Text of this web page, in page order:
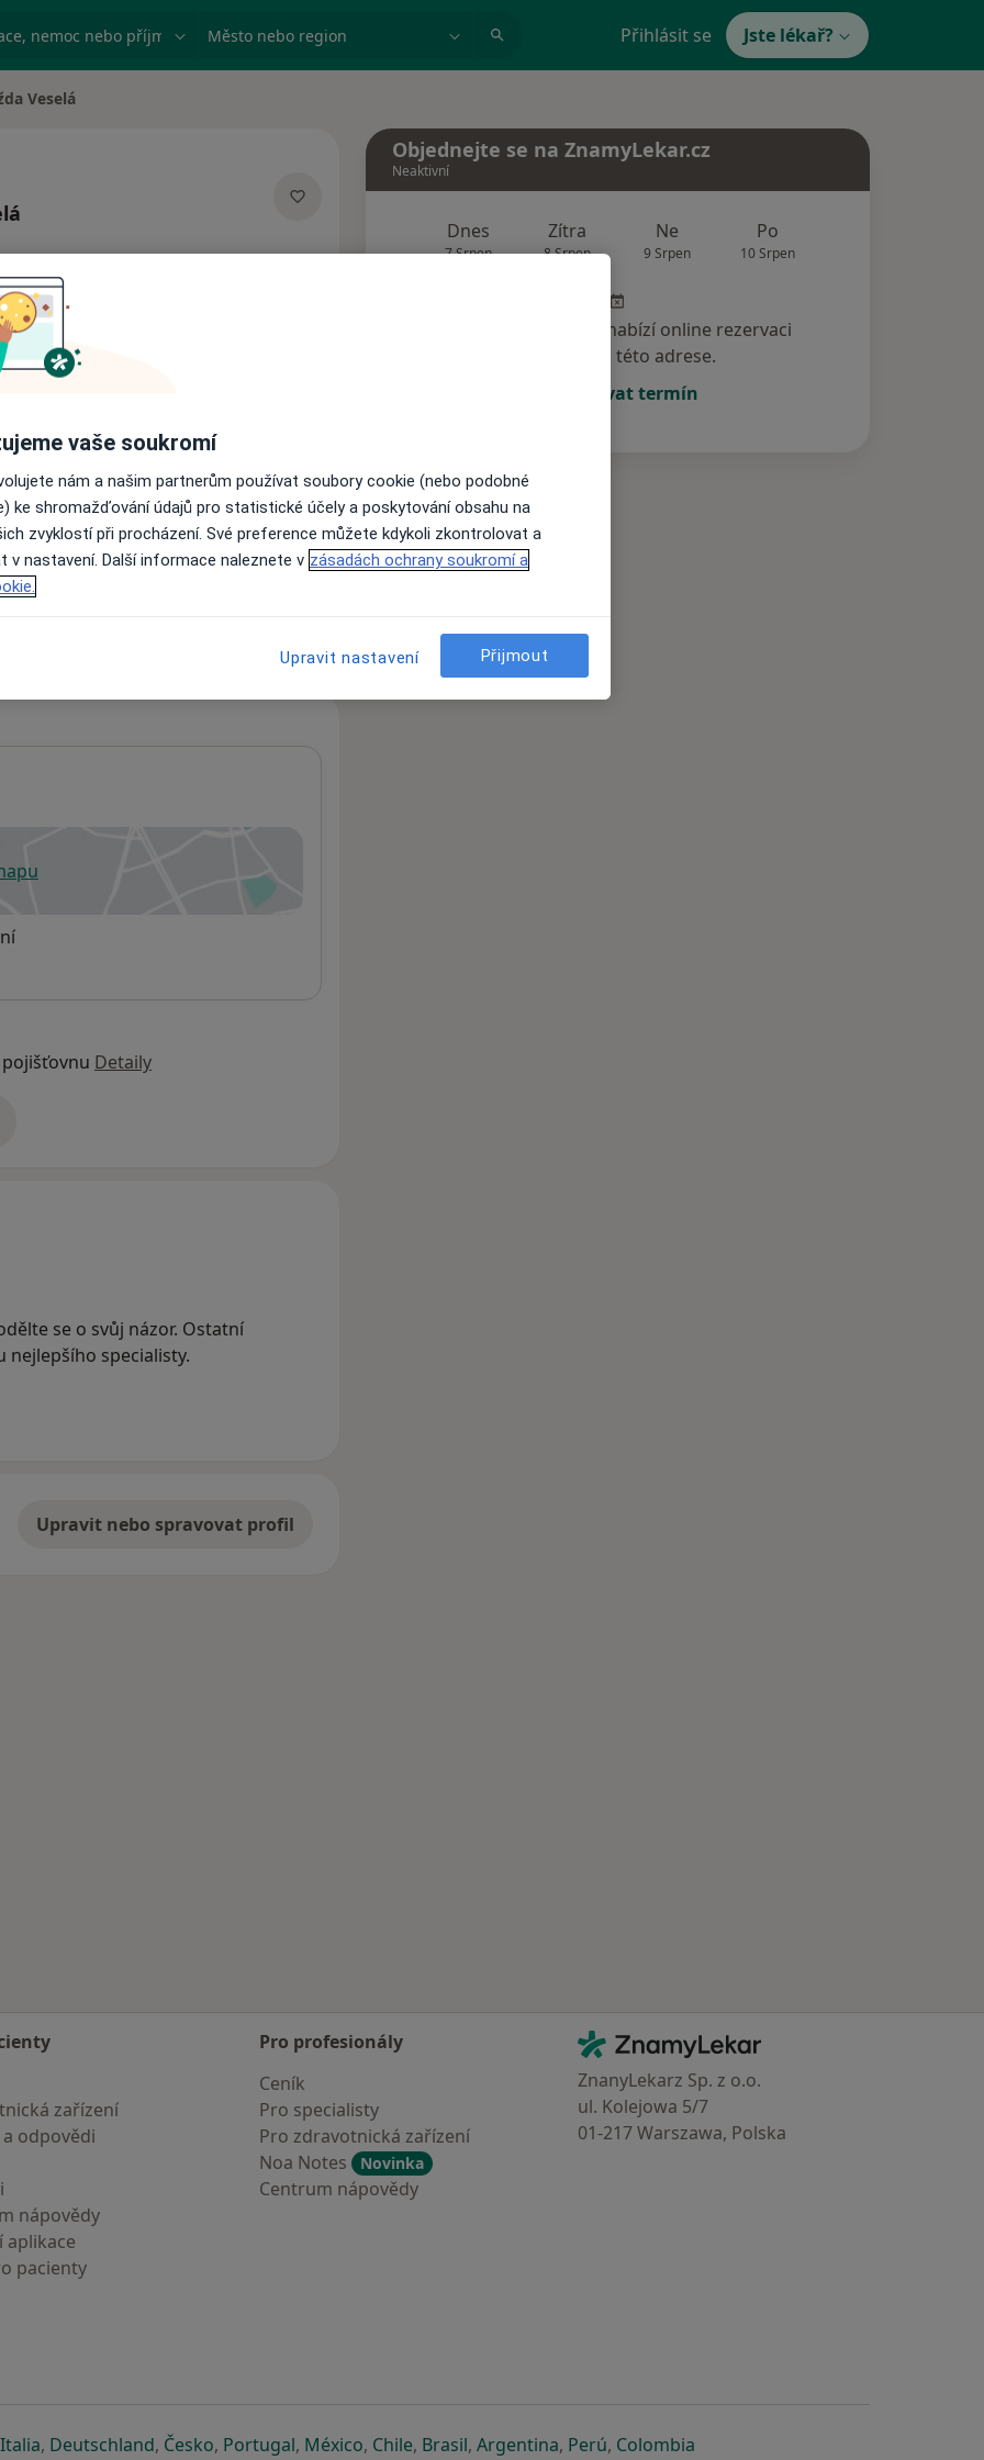
nemoc nebo příjmení Město nebo region Přihlásit se Jste lékař?
Veselá
Rezervovat termín
Názory pacientů
nejsou k dispozici
informace o svých službách.
v nové záložce
Detaily
se o svůj názor. Ostatní
nejlepšího specialisty.
Upravit nebo spravovat profil
Objednejte se na ZnamyLekar.cz
Neaktivní
Dnes
7 Srpen
Zítra
8 Srpen
Ne
9 Srpen
Po
10 Srpen
Tento specialista nenabízí online rezervaci
termínu na této adrese.
Rezervovat termín
zařízení
odpovědi
nápovědy
aplikace
pacienty
Pro profesionály
Ceník
Pro specialisty
Pro zdravotnická zařízení
Noa Notes
Novinka
Centrum nápovědy
Kontakt
ZnamyLekar - Hlavní stránka
ZnanyLekarz Sp. z o.o.
ul. Kolejowa 5/7
01-217 Warszawa, Polska
nové záložce
otevře v nové záložce
Italiase otevře v nové záložce
, Deutschlandse otevře v nové záložce
, Českose otevře v nové záložce
, Portugalse otevře v nové záložce
, Méxicose otevře v nové záložce
, Chilese otevře v nové záložce
, Brasilse otevře v nové záložce
, Argentinase otevře v nové záložce
, Perúse otevře v nové záložce
, Colombiase otevře v nové záložce
vaše soukromí
nám a našim partnerům používat soubory cookie (nebo podobné
ke shromažďování údajů pro statistické účely a poskytování obsahu na
zvyklostí při procházení. Své preference můžete kdykoli zkontrolovat a
v nastavení. Další informace naleznete v zásadách ochrany soukromí a
Upravit nastavení Přijmout